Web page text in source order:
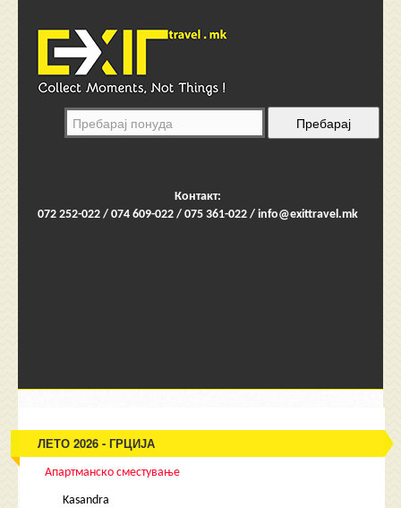
Контакт:
072 252-022 / 074 609-022 / 075 361-022 / info@exittravel.mk
ЛЕТО 2026 - ГРЦИЈА
Апартманско сместување
Kasandra